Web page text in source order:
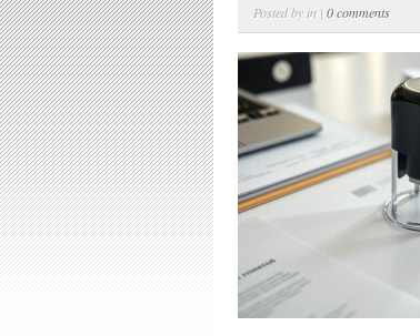
Posted by in | 0 comments